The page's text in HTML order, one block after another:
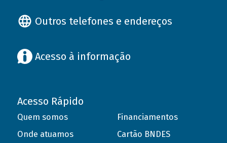
Outros telefones e endereços
Acesso à informação
Acesso Rápido
Quem somos
Onde atuamos
Financiamentos
Cartão BNDES